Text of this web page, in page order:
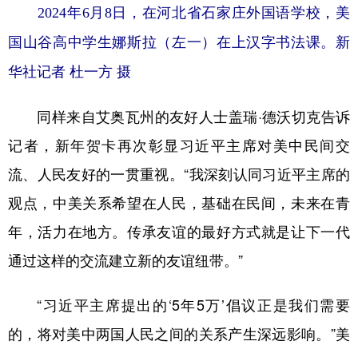
2024年6月8日，在河北省石家庄外国语学校，美
国山谷高中学生娜斯拉（左一）在上汉字书法课。新
华社记者 杜一方 摄
同样来自艾奥瓦州的友好人士盖瑞·德沃切克告诉
记者，新年贺卡再次彰显习近平主席对美中民间交
流、人民友好的一贯重视。“我深刻认同习近平主席的
观点，中美关系希望在人民，基础在民间，未来在青
年，活力在地方。传承友谊的最好方式就是让下一代
通过这样的交流建立新的友谊纽带。”
“习近平主席提出的‘5年5万’倡议正是我们需要
的，将对美中两国人民之间的关系产生深远影响。”美